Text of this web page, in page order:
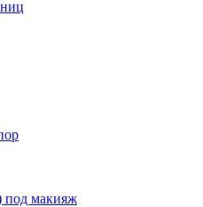
под макияж